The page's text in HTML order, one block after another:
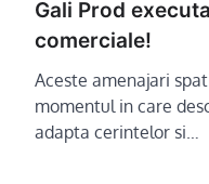
Gali Prod
comerciale!
Aceste amenajari
momentul in care
adapta cerintelor si…